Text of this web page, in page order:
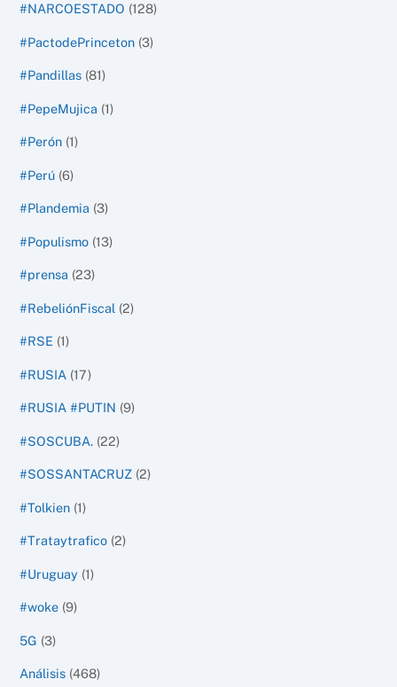
#NARCOESTADO (128)
#PactodePrinceton (3)
#Pandillas (81)
#PepeMujica (1)
#Perón (1)
#Perú (6)
#Plandemia (3)
#Populismo (13)
#prensa (23)
#RebeliónFiscal (2)
#RSE (1)
#RUSIA (17)
#RUSIA #PUTIN (9)
#SOSCUBA. (22)
#SOSSANTACRUZ (2)
#Tolkien (1)
#Trataytrafico (2)
#Uruguay (1)
#woke (9)
5G (3)
Análisis (468)